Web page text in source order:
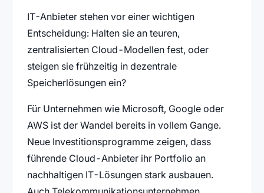
IT-Anbieter stehen vor einer wichtigen
Entscheidung: Halten sie an teuren,
zentralisierten Cloud-Modellen fest, oder
steigen sie frühzeitig in dezentrale
Speicherlösungen ein?
Für Unternehmen wie Microsoft, Google oder
AWS ist der Wandel bereits in vollem Gange.
Neue Investitionsprogramme zeigen, dass
führende Cloud-Anbieter ihr Portfolio an
nachhaltigen IT-Lösungen stark ausbauen.